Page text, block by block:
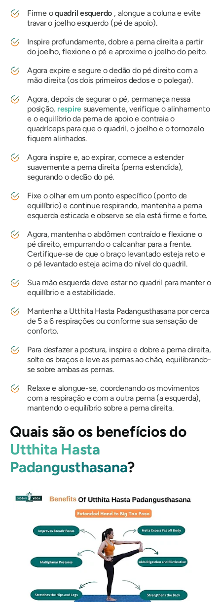
Firme oquadril esquerdo , alongue a coluna e evite
travar o joelho esquerdo (pé de apoio).
Inspire profundamente, dobre a perna direita a partir
do joelho, flexione o pé e aproxime o joelho do peito.
Agora expire e segure o dedão do pé direito com a
mão direita (os dois primeiros dedos e o polegar).
Agora, depois de segurar o pé, permaneça nessa
posição, respire suavemente, verifique o alinhamento
e o equilíbrio da perna de apoio e contraia o
quadríceps para que o quadril, o joelho e o tornozelo
fiquem alinhados.
Agora inspire e, ao expirar, comece a estender
suavemente a perna direita (perna estendida),
segurando o dedão do pé.
Fixe o olhar em um ponto específico (ponto de
equilíbrio) e continue respirando, mantenha a perna
esquerda esticada e observe se ela está firme e forte.
Agora, mantenha o abdômen contraído e flexione o
pé direito, empurrando o calcanhar para a frente.
Certifique-se de que o braço levantado esteja reto e
o pé levantado esteja acima do nível do quadril.
Sua mão esquerda deve estar no quadril para manter o
equilíbrio e a estabilidade.
Mantenha a Utthita Hasta Padangusthasanapor cerca
de 5 a 6 respirações ou conforme sua sensação de
conforto.
Para desfazer a postura, inspire e dobre a perna direita,
solte os braços e leve as pernas ao chão, equilibrando-
se sobre ambas as pernas.
Relaxe e alongue-se, coordenando os movimentos
com a respiração e com a outra perna (a esquerda),
mantendo o equilíbrio sobre a perna direita.
Quais são os benefícios do
Utthita Hasta
Padangusthasana?